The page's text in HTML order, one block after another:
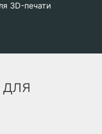
3D-печати TM ECOFIL